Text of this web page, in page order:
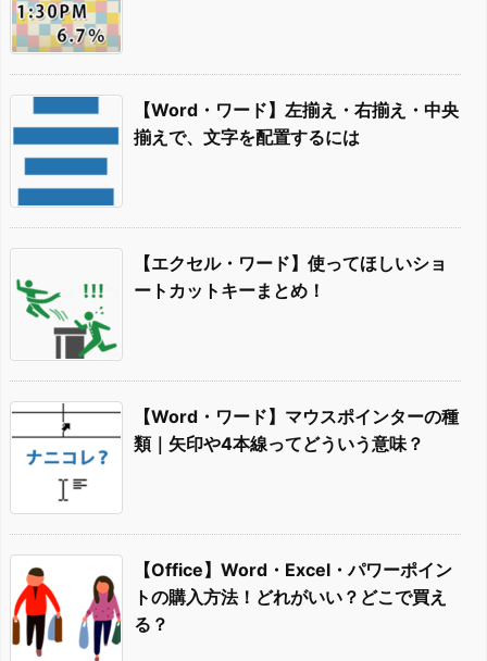
【Word・ワード】左揃え・右揃え・中央
揃えで、文字を配置するには
【エクセル・ワード】使ってほしいショ
ートカットキーまとめ！
【Word・ワード】マウスポインターの種
類｜矢印や4本線ってどういう意味？
【Office】Word・Excel・パワーポイン
トの購入方法！どれがいい？どこで買え
る？